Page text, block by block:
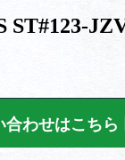
ST#123-
合わせはこち